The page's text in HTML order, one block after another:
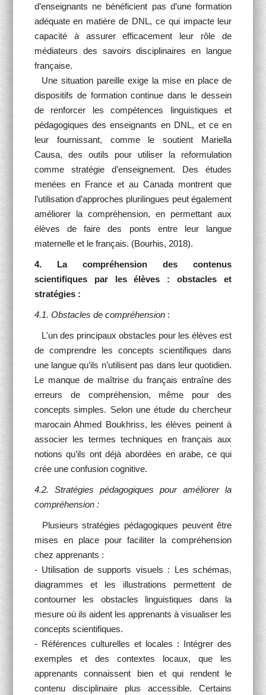
d’enseignants ne bénéficient pas d’une formation
adéquate en matière de DNL, ce qui impacte leur
capacité à assurer efficacement leur rôle de
médiateurs des savoirs disciplinaires en langue
française.
Une situation pareille exige la mise en place de
dispositifs de formation continue dans le dessein
de renforcer les compétences linguistiques et
pédagogiques des enseignants en DNL, et ce en
leur fournissant, comme le soutient Mariella
Causa, des outils pour utiliser la reformulation
comme stratégie d’enseignement. Des études
menées en France et au Canada montrent que
l’utilisation d’approches plurilingues peut également
améliorer la compréhension, en permettant aux
élèves de faire des ponts entre leur langue
maternelle et le français. (Bourhis, 2018).
4. La compréhension des contenus
scientifiques par les élèves : obstacles et
stratégies :
4.1. Obstacles de compréhension:
L'un des principaux obstacles pour les élèves est
de comprendre les concepts scientifiques dans
une langue qu’ils n’utilisent pas dans leur quotidien.
Le manque de maîtrise du français entraîne des
erreurs de compréhension, même pour des
concepts simples. Selon une étude du chercheur
marocain Ahmed Boukhriss, les élèves peinent à
associer les termes techniques en français aux
notions qu’ils ont déjà abordées en arabe, ce qui
crée une confusion cognitive.
4.2. Stratégies pédagogiques pour améliorer la
compréhension :
Plusieurs stratégies pédagogiques peuvent être
mises en place pour faciliter la compréhension
chez apprenants :
- Utilisation de supports visuels : Les schémas,
diagrammes et les illustrations permettent de
contourner les obstacles linguistiques dans la
mesure où ils aident les apprenants à visualiser les
concepts scientifiques.
- Références culturelles et locales : Intégrer des
exemples et des contextes locaux, que les
apprenants connaissent bien et qui rendent le
contenu disciplinaire plus accessible. Certains